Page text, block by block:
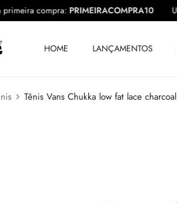
na primeira compra:PRIMEIRACOMPRA10
HOME LANÇAMENTOS
Tênis Vans Chukka low fat lace charcoal